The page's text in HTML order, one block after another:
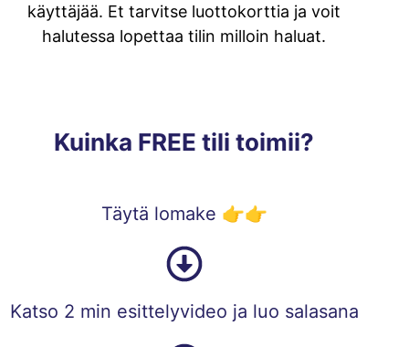
käyttäjää. Et tarvitse luottokorttia ja voit
halutessa lopettaa tilin milloin haluat.
Kuinka FREE tili toimii?
Täytä lomake 👉👉
Katso 2 min esittelyvideo ja luo salasana